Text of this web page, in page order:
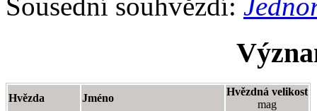
Hvězda Jméno
Hvězdná velikost
mag